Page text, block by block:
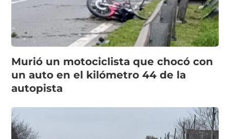
Murió un motociclista que chocó con
un auto en el kilómetro 44 de la
autopista